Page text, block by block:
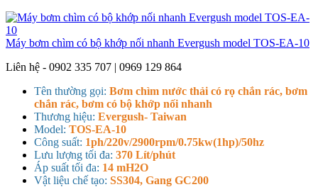
Máy bơm chìm có bộ khớp nối nhanh Evergush model TOS-EA-10
Liên hệ - 0902 335 707 | 0969 129 864
Tên thường gọi: Bơm chìm nước thải có rọ chắn rác, bơm
chắn rác, bơm có bộ khớp nối nhanh
Thương hiệu: Evergush- Taiwan
Model: TOS-EA-10
Công suất: 1ph/220v/2900rpm/0.75kw(1hp)/50hz
Lưu lượng tối đa: 370 Lít/phút
Áp suất tối đa: 14 mH2O
Vật liệu chế tạo: SS304, Gang GC200